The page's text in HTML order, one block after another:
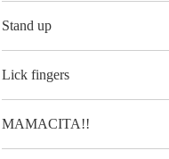
Stand up
Lick fingers
MAMACITA!!